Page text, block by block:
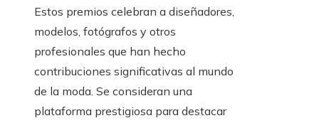
Estos premios celebran a diseñadores,
modelos, fotógrafos y otros
profesionales que han hecho
contribuciones significativas al mundo
de la moda. Se consideran una
plataforma prestigiosa para destacar